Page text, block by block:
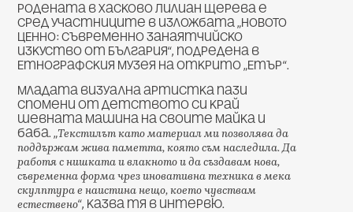
Родената в Хасково Лилиан Щерева е
сред участниците в изложбата „НОВОТО
ЦЕННО: Съвременно занаятчийско
изкуство от България“, подредена в
Етнографския музея на открито „Етър“.
Младата визуална артистка пази
спомени от детството си край
шевната машина на своите майка и
баба. „Текстилът като материал ми позволява да
поддържам жива паметта, която съм наследила. Да
работя с нишката и влакното и да създавам нова,
съвременна форма чрез иновативна техника в мека
скулптура е наистина нещо, което чувствам
естествено“, казва тя в интервю.